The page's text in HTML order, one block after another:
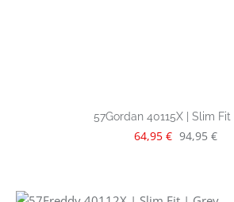
57Gordan 40115X | Slim Fit
Verkaufspreis:
64,95 € Regulärer
94,95 €